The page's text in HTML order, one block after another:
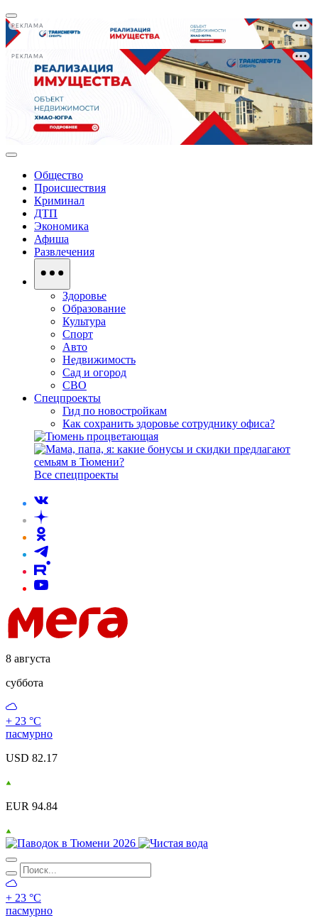
РЕКЛАМА
РЕКЛАМА
Общество
Происшествия
Криминал
ДТП
Экономика
Афиша
Развлечения
Здоровье
Образование
Культура
Спорт
Авто
Недвижимость
Сад и огород
СВО
Спецпроекты
Гид по новостройкам
Как сохранить здоровье сотруднику офиса?
Все спецпроекты
8 августа
суббота
+ 23 °С
пасмурно
USD 82.17
EUR 94.84
+ 23 °С
пасмурно